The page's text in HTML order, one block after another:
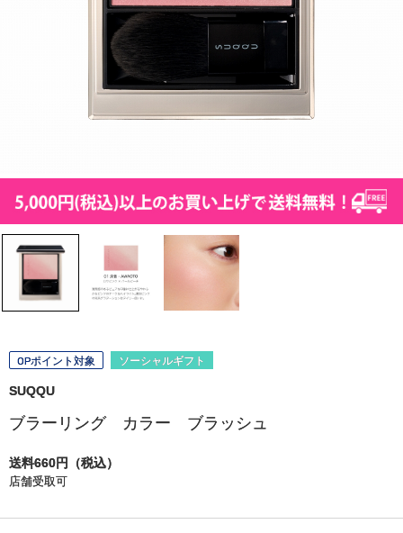
OPポイント対象 ソーシャルギフト
SUQQU
ブラーリング カラー ブラッシュ
送料660円（税込）
店舗受取可